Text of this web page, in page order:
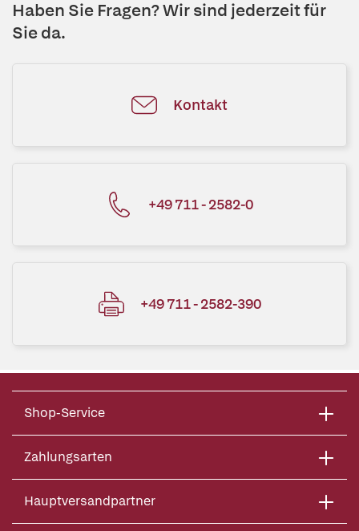
Haben Sie Fragen? Wir sind jederzeit für
Sie da.
Kontakt
+49 711 - 2582-0
+49 711 - 2582-390
Shop-Service
Zahlungsarten
Hauptversandpartner